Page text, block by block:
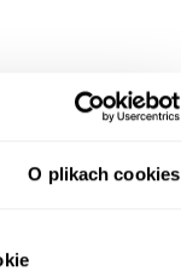
O plikach cookies